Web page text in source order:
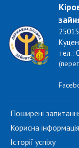
тел.:
Поширені
Корисна
Історії успіху